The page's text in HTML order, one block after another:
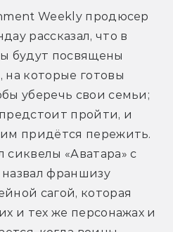
Weekly продюсер
рассказал, что в
будут посвящены
которые готовы
уберечь свои семьи;
пройти, и
придётся пережить.
«Аватара» с
франшизу
сагой, которая
и тех же персонажах и